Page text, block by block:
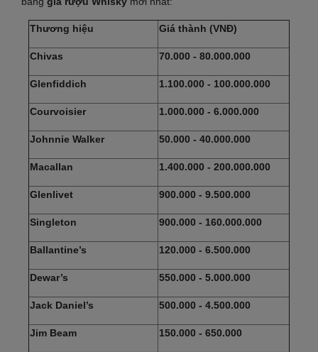
Thương hiệu Giá thành (VNĐ)
Chivas 70.000 - 80.000.000
Glenfiddich 1.100.000 - 100.000.000
Courvoisier 1.000.000 - 6.000.000
Johnnie Walker 50.000 - 40.000.000
Macallan 1.400.000 - 200.000.000
Glenlivet 900.000 - 9.500.000
Singleton 900.000 - 160.000.000
Ballantine’s 120.000 - 6.500.000
Dewar’s 550.000 - 5.000.000
Jack Daniel’s 500.000 - 4.500.000
Jim Beam 150.000 - 650.000